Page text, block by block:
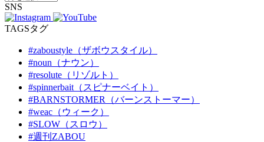
SNS
TAGSタグ
#zaboustyle（ザボウスタイル）
#noun（ナウン）
#resolute（リゾルト）
#spinnerbait（スピナーベイト）
#BARNSTORMER（バーンストーマー）
#weac（ウィーク）
#SLOW（スロウ）
#週刊ZABOU